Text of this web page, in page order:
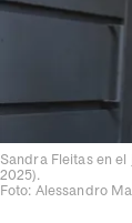
Sandra Fleitas en
2025).
Foto: Alessandro